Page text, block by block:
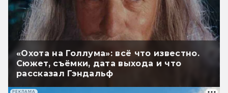
«Охота на Голлума»: всё что известно.
Сюжет, съёмки, дата выхода и что
рассказал Гэндальф
РЕКЛАМА